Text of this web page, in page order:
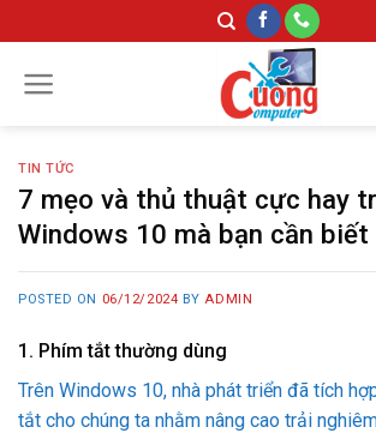
to
content
TIN TỨC
7 mẹo và thủ thuật cực hay
Windows 10 mà bạn cần biết
POSTED ON 06/12/2024 BY ADMIN
1. Phím tắt thường dùng
Trên Windows 10, nhà phát triển đã tích
tắt cho chúng ta nhằm nâng cao trải